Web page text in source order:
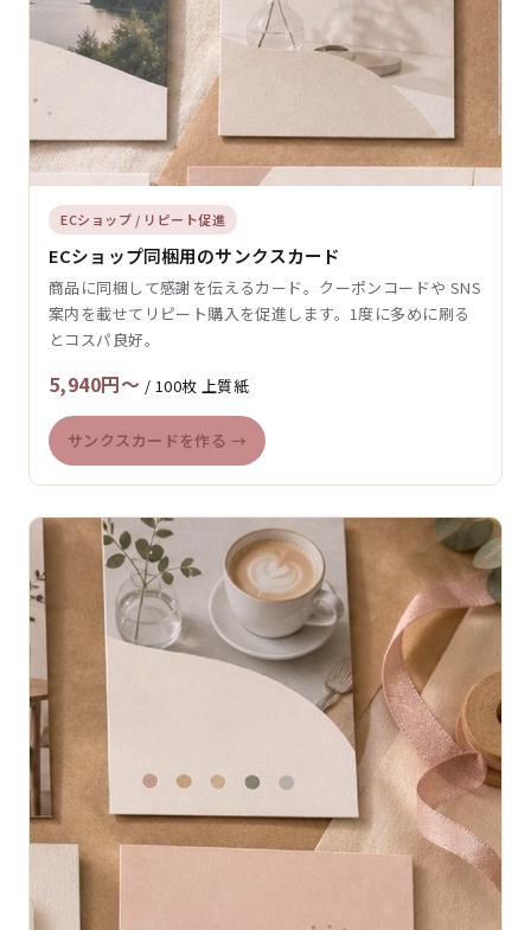
ECショップ / リピート促進
ECショップ同梱用のサンクスカード
商品に同梱して感謝を伝えるカード。クーポンコードや SNS
案内を載せてリピート購入を促進します。1度に多めに刷る
とコスパ良好。
5,940円〜 / 100枚 上質紙
サンクスカードを作る →